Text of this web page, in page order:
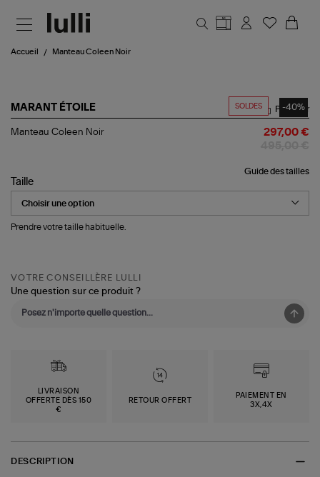
Accueil Manteau Coleen Noir
SOLDES -40%
MARANT ÉTOILE
Manteau
Partager
Manteau Coleen Noir 297,00 €
Guide des tailles
Taille
Prendre votre taille habituelle.
VOTRE CONSEILLÈRE LULLI
Une question sur ce produit ?
LIVRAISON
OFFERTE DÈS 150
€
RETOUR OFFERT
PAIEMENT EN
3X,4X
DESCRIPTION